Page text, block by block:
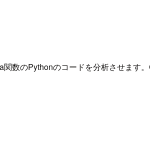
関数のPythonのコードを分析させます